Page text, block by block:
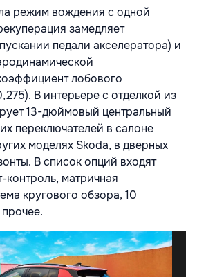
режим вождения с одной
замедляет
педали акселератора) и
лобового
В интерьере с отделкой из
13-дюймовый центральный
переключателей в салоне
моделях Skoda, в дверных
В список опций входят
контроль, матричная
кругового обзора, 10